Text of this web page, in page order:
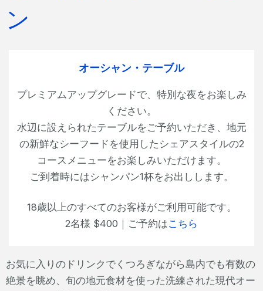
ン
オーシャン・テーブル
プレミアムアップグレードで、特別な夜をお楽しみ
ください。
水辺に設えられたテーブルをご予約いただき、地元
の新鮮なシーフードを使用したシェアスタイルの2
コースメニューをお楽しみいただけます。
ご到着時にはシャンパン1杯をお出しします。
18歳以上のすべてのお客様がご利用可能です。
2名様 $400｜ご予約はこちら
お気に入りのドリンクでくつろぎながら島内でも有数の
絶景を眺め、旬の地元食材を使った洗練された現代オー